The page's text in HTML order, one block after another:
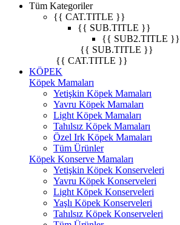
Tüm Kategoriler
{{ CAT.TITLE }}
{{ SUB.TITLE }}
{{ SUB2.TITLE }}
{{ SUB.TITLE }}
{{ CAT.TITLE }}
KÖPEK
Köpek Mamaları
Yetişkin Köpek Mamaları
Yavru Köpek Mamaları
Light Köpek Mamaları
Tahılsız Köpek Mamaları
Özel Irk Köpek Mamaları
Tüm Ürünler
Köpek Konserve Mamaları
Yetişkin Köpek Konserveleri
Yavru Köpek Konserveleri
Light Köpek Konserveleri
Yaşlı Köpek Konserveleri
Tahılsız Köpek Konserveleri